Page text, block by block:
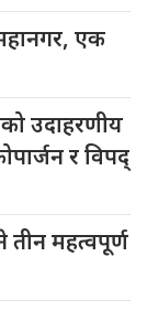
एक
उदाहरणीय
र विपद्
तीन महत्वपूर्ण